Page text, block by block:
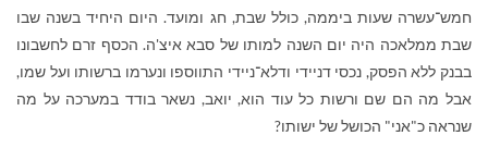
חמש־עשרה שעות ביממה, כולל שבת, חג ומועד. היום היחיד בשנה שבו
שבת ממלאכה היה יום השנה למותו של סבא איצ'ה. הכסף זרם לחשבונו
בבנק ללא הפסק, נכסי דניידי ודלא־ניידי התווספו ונערמו ברשותו ועל שמו,
אבל מה הם שם ורשות כל עוד הוא, יואב, נשאר בודד במערכה על מה
שנראה כ"אני" הכושל של ישותו?